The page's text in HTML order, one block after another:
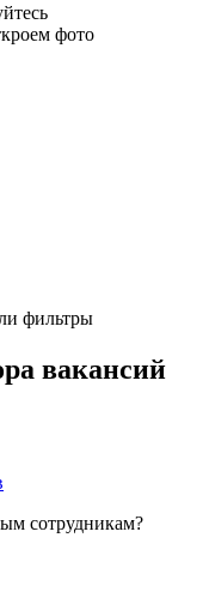
фото
фильтры
вакансий
сотрудникам?